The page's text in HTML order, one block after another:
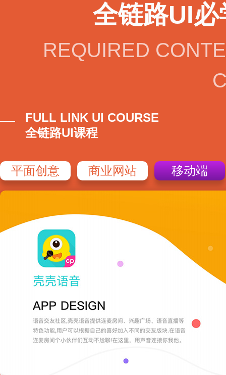
全链路UI
REQUIRED
FULL LINK UI COURSE
全链路UI课程
平面创意 商业网站 移动端